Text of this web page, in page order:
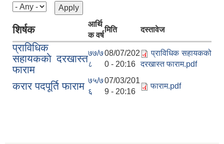
शिर्षक
आर्थि
क वर्ष
मिति दस्तावेज
प्राविधिक
सहायककाे दरखास्त
फाराम
७७/७
८
08/07/202
0 - 20:16
प्राविधिक सहायकको
दरखास्त फाराम.pdf
करार पदपूर्ति फाराम ७५/७
६
07/03/201
9 - 20:16
फाराम.pdf